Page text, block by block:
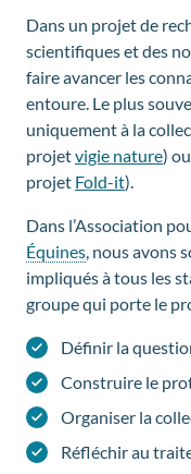
Dans un projet de
scientifiques et des
faire avancer les
entoure. Le plus
uniquement à la
projetvigie nature)
projet Fold-it).
Dans l’Association
Équines, nous avons
impliqués à tous les
groupe qui porte le
Définir la
Construire le
Organiser la
Réfléchir au